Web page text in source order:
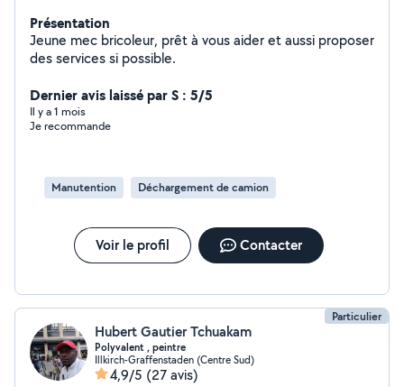
Présentation
Jeune mec bricoleur, prêt à vous aider et aussi proposer
des services si possible.
Dernier avis laissé par S : 5/5
Il y a 1 mois
Je recommande
Manutention Déchargement de camion
Voir le profil Contacter
Particulier
Hubert Gautier Tchuakam
Polyvalent , peintre
Illkirch-Graffenstaden (Centre Sud)
4,9/5 (27 avis)